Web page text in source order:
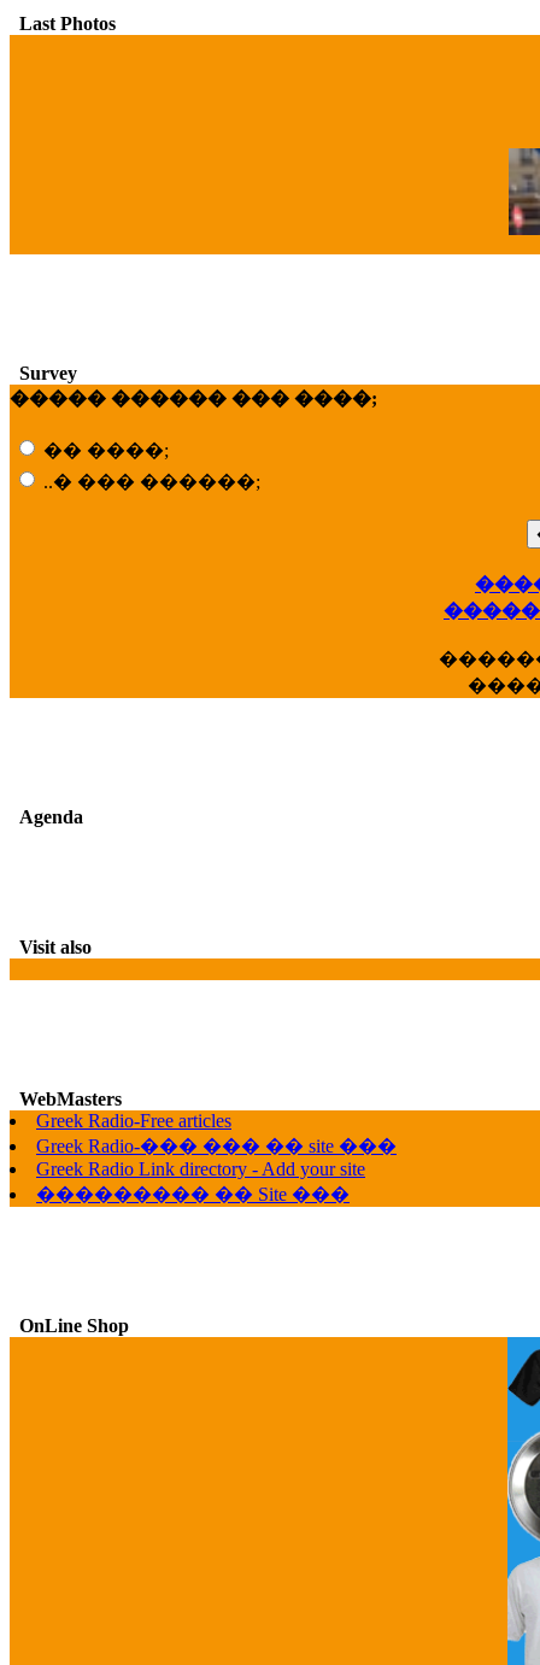
Last Photos
Survey
����� ������ ��� ����;
�� ����;
..� ��� ������;
Agenda
Visit also
WebMasters
Greek Radio-Free articles
Greek Radio-��� ��� �� site ���
Greek Radio Link directory - Add your site
��������� �� Site ���
OnLine Shop